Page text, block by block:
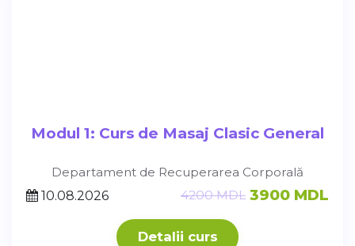
Modul 1: Curs de Masaj Clasic General
Departament de Recuperarea Corporală
10.08.2026
4200 MDL 3900 MDL
Detalii curs